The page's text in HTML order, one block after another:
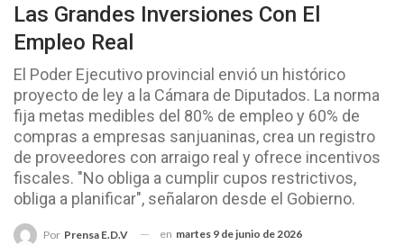
Las Grandes Inversiones Con El
Empleo Real
El Poder Ejecutivo provincial envió un histórico
proyecto de ley a la Cámara de Diputados. La norma
fija metas medibles del 80% de empleo y 60% de
compras a empresas sanjuaninas, crea un registro
de proveedores con arraigo real y ofrece incentivos
fiscales. "No obliga a cumplir cupos restrictivos,
obliga a planificar", señalaron desde el Gobierno.
Por Prensa E.D.V en martes 9 de junio de 2026